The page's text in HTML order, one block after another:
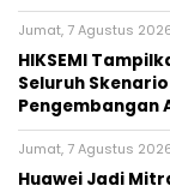
Jumat, 7 Agustus
HIKSEMI
Seluruh
Pengembangan
Jumat, 7 Agustus
Huawei Jadi